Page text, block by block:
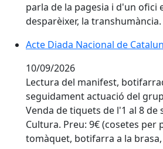
parla de la pagesia i d'un ofici
desparèixer, la transhumància.
Acte Diada Nacional de
Acte Diada Nacional de
10/09/2026
Lectura del manifest,
seguidament actuació del
Venda de tiquets de l'1 al 8 de
Cultura. Preu: 9€ (cosetes per
tomàquet, botifarra a la brasa,